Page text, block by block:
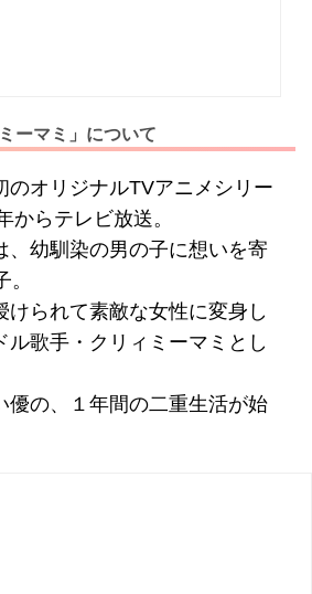
ーマミ」について
のオリジナルTVアニメシリー
からテレビ放送。
、幼馴染の男の子に想いを寄
けられて素敵な女性に変身し
ル歌手・クリィミーマミとし
優の、１年間の二重生活が始